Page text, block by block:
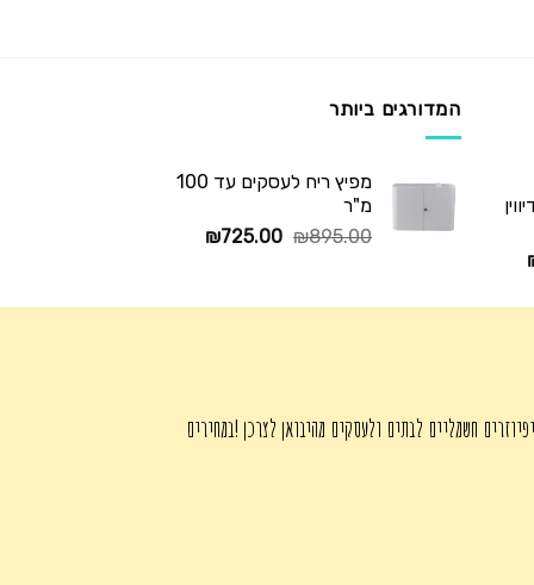
המחיר
הוא:
המדורגים ביותר
מפיץ ריח לעסקים עד 100
מ"ר
₪895.00
המחיר
₪895.00.
₪725.00
המחיר
₪725.00.
חשמליים לבתים ולעסקים מהיבואן לצרכן !במחירים